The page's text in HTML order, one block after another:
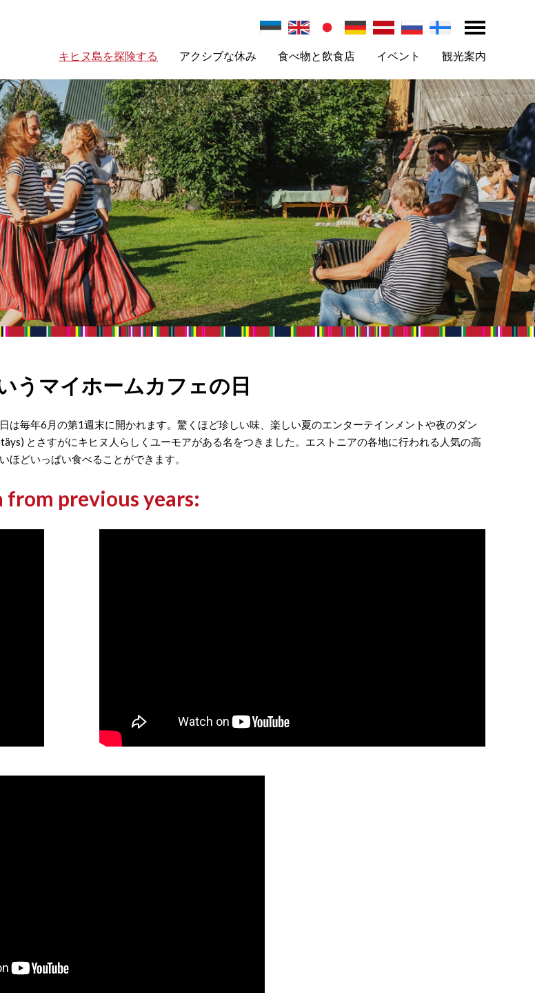
キヒヌ島を探険する アクシブな休み 食べ物と飲食店 イベント 観光案内
うマイホームカフェの日
毎年6月の第1週末に開かれます。驚くほど珍しい味、楽しい夏のエンターテインメントや夜のダン
とさすがにキヒヌ人らしくユーモアがある名をつきました。エストニアの各地に行われる人気の高
どいっぱい食べることができます。
from previous years: